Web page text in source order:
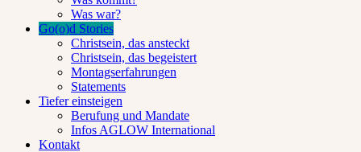
Was war?
Go(o)d Stories
Christsein, das ansteckt
Christsein, das begeistert
Montagserfahrungen
Statements
Tiefer einsteigen
Berufung und Mandate
Infos AGLOW International
Kontakt